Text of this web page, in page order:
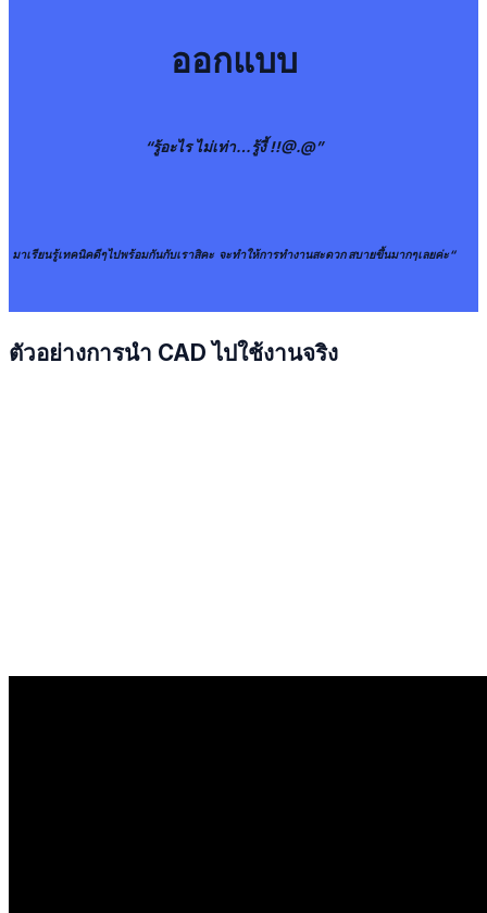
ออกแบบ
“รู้อะไร ไม่เท่า…รู้งี้ !!@.@”
มาเรียนรู้เทคนิคดีๆไปพร้อมกันกับเราสิคะ จะทำให้การทำงานสะดวก สบายขึ้นมากๆเลยค่ะ“
ตัวอย่างการนำ CAD ไปใช้งานจริง